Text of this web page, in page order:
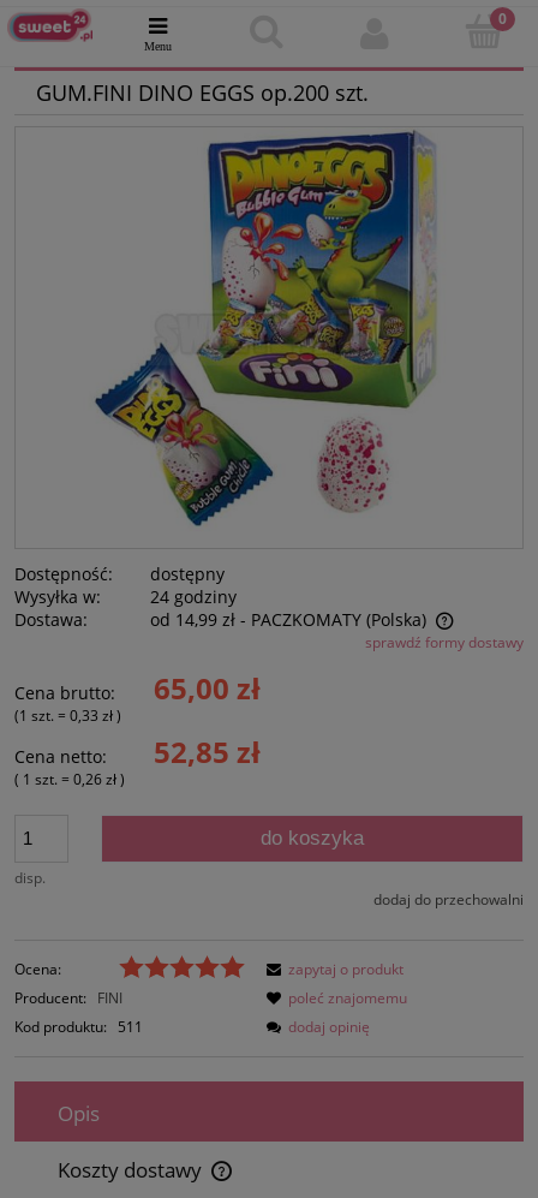
GUM.FINI DINO EGGS op.200 szt.
Dostępność:
dostępny
Wysyłka w:
24 godziny
Dostawa:
od 14,99 zł - PACZKOMATY(Polska)
Cena nie zawiera ewentualnych kosztów płatnościsprawdź formy dostawy
Cena brutto: 65,00 zł
(1 szt. = 0,33 zł)
Cena netto: 52,85 zł
( 1 szt. = 0,26 zł)
disp.
do koszyka
dodaj do przechowalni
Ocena:
Producent:
FINI
Kod produktu:
511
zapytaj o produkt
poleć znajomemu
dodaj opinię
Opis
Koszty dostawy
Cena nie zawiera ewentualnych kosztów płatności